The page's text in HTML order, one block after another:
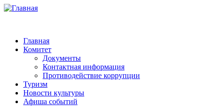
Главная
Комитет
Документы
Контактная информация
Противодействие коррупции
Туризм
Новости культуры
Афиша событий